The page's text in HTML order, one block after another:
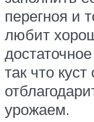
перегноя и
любит
так что
урожаем.